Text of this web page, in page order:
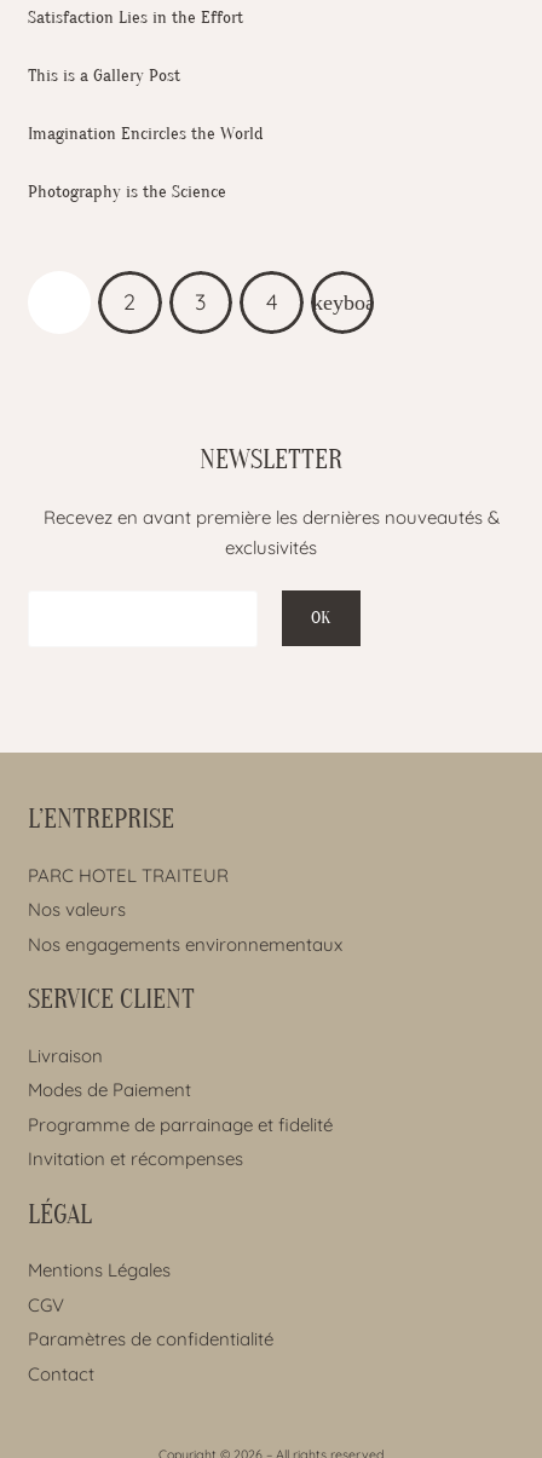
Satisfaction Lies in the Effort
This is a Gallery Post
Imagination Encircles the World
Photography is the Science
2 3 4
NEWSLETTER
Recevez en avant première les dernières nouveautés &
exclusivités
L’ENTREPRISE
PARC HOTEL TRAITEUR
Nos valeurs
Nos engagements environnementaux
SERVICE CLIENT
Livraison
Modes de Paiement
Programme de parrainage et fidelité
Invitation et récompenses
LÉGAL
Mentions Légales
CGV
Paramètres de confidentialité
Contact
Copyright © 2026 – All rights reserved